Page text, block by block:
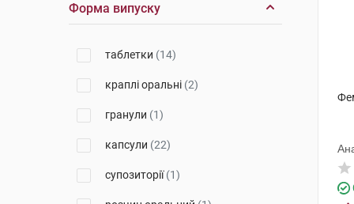
Біонорика
Форма випуску
таблетки (14)
краплі оральні (2)
гранули (1)
капсули (22)
супозиторії(1)